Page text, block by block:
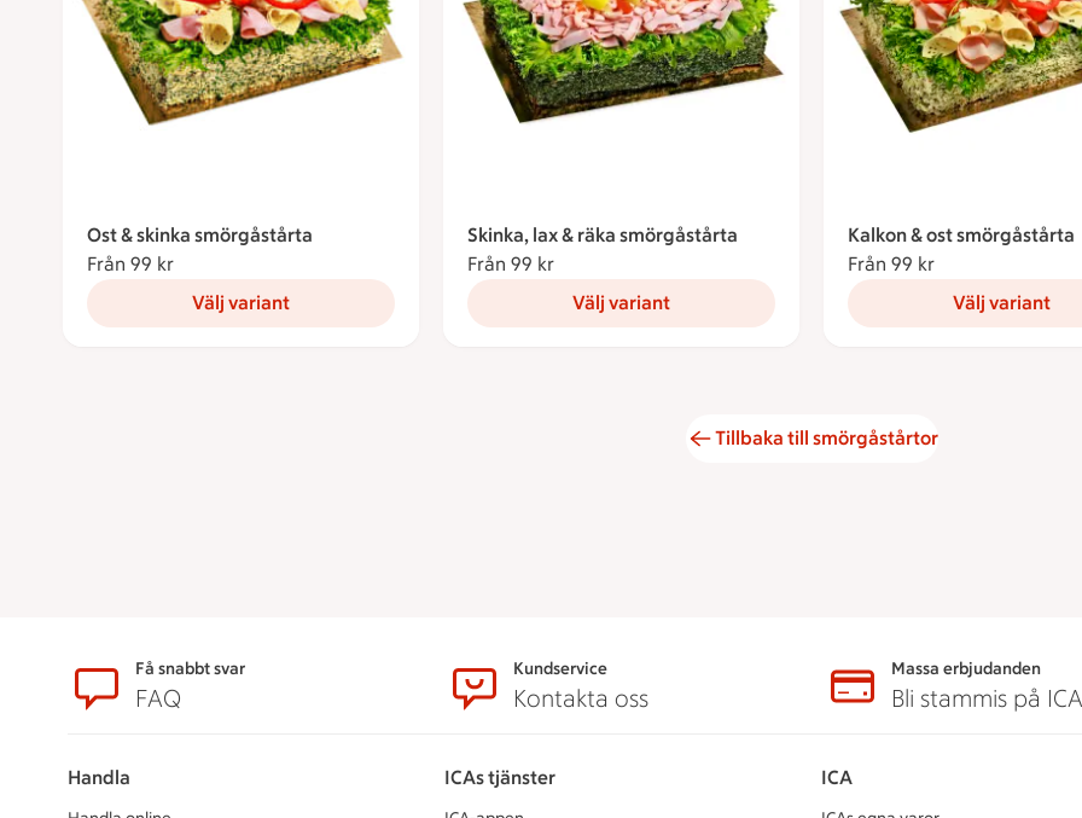
Ost & skinka smörgåstårta
Från 99 kr
Välj variant
Skinka, lax & räka smörgåstårta
Från 99 kr
Välj variant
Kalkon & ost smörgåstårta
Från 99 kr
Välj variant
Tillbaka till smörgåstårtor
SidfotFå snabbt svar
FAQ
Kundservice
Kontakta oss
Massa erbjudanden
Bli stammis på ICA
Handla ICAs tjänster ICA